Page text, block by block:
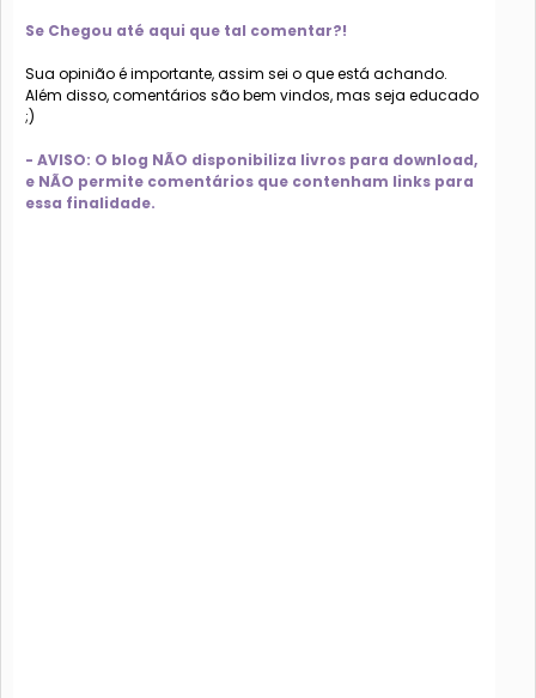
Se Chegou até aqui que tal comentar?!
Sua opinião é importante, assim sei o que está achando.
Além disso, comentários são bem vindos, mas seja educado
;)
- AVISO: O blog NÃO disponibiliza livros para download,
e NÃO permite comentários que contenham links para
essa finalidade.